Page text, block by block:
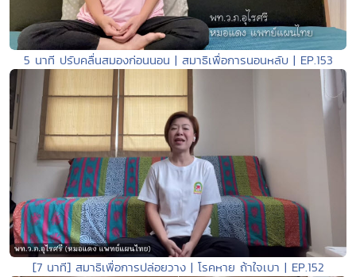
5 นาที ปรับคลื่นสมองก่อนนอน | สมาธิเพื่อการนอนหลับ | EP.153
[7 นาที] สมาธิเพื่อการปล่อยวาง | โรคหาย ถ้าใจเบา | EP.152